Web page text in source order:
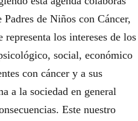
de Niños con Cáncer,
los intereses de los
social, económico
con cáncer y a sus
a la sociedad en general
Este nuestro